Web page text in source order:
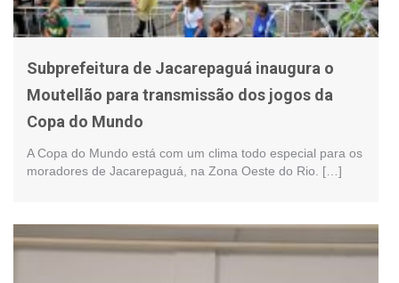
Subprefeitura de Jacarepaguá inaugura o
Moutellão para transmissão dos jogos da
Copa do Mundo
A Copa do Mundo está com um clima todo especial para os
moradores de Jacarepaguá, na Zona Oeste do Rio. […]